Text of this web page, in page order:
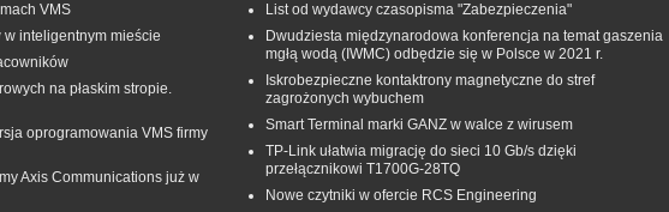
VMS
inteligentnym mieście
na płaskim stropie.
oprogramowania VMS firmy
Axis Communications już w
List od wydawcy czasopisma "Zabezpieczenia"
Dwudziesta międzynarodowa konferencja na temat gaszenia
mgłą wodą (IWMC) odbędzie się w Polsce w 2021 r.
Iskrobezpieczne kontaktrony magnetyczne do stref
zagrożonych wybuchem
Smart Terminal marki GANZ w walce z wirusem
TP-Link ułatwia migrację do sieci 10 Gb/s dzięki
przełącznikowi T1700G‑28TQ
Nowe czytniki w ofercie RCS Engineering